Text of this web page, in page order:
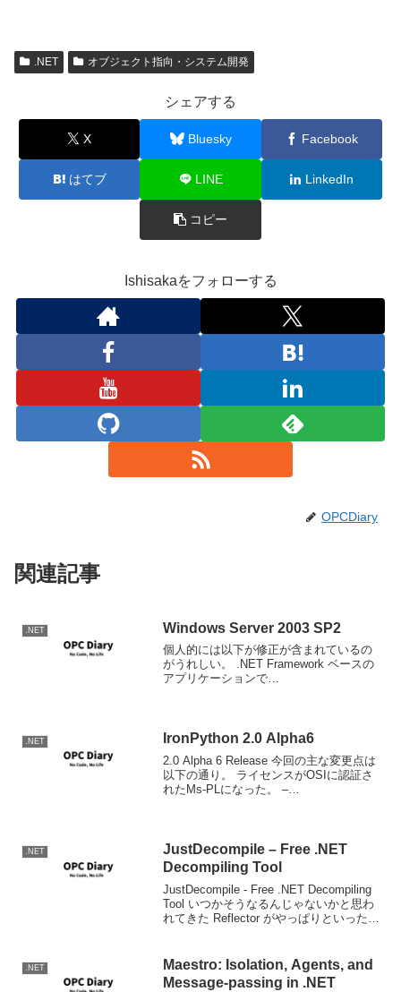
.NET オブジェクト指向・システム開発
シェアする
X Bluesky Facebook
はてブ LINE LinkedIn
コピー
Ishisakaをフォローする
OPCDiary
関連記事
.NET Windows Server 2003 SP2
個人的には以下が修正が含まれているの
がうれしい。 .NET Framework ベースの
アプリケーションで
.NET IronPython 2.0 Alpha6
2.0 Alpha 6 Release 今回の主な変更点は
以下の通り。 ライセンスがOSIに認証さ
れたMs-PLになった。 –
.NET
JustDecompile – Free .NET
Decompiling Tool
JustDecompile - Free .NET Decompiling
Tool いつかそうなるんじゃないかと思わ
れてきた Reflector がやっぱりといった感
.NET
Maestro: Isolation, Agents, and
Message-passing in .NET